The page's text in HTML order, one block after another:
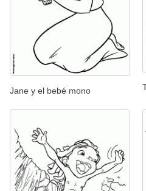
Jane y el bebé mono